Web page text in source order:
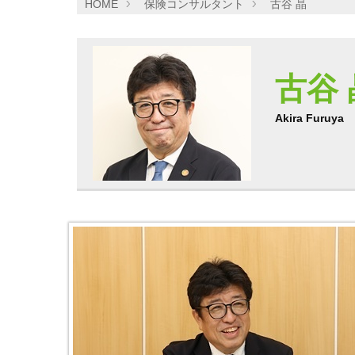
HOME 保険コンサルタント 古谷 晶
古谷
Akira Furuya